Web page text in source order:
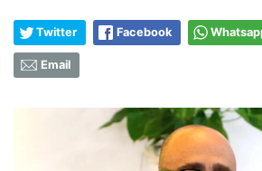
Twitter Facebook
Email